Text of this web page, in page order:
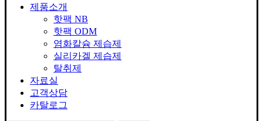
제품소개
핫팩 NB
핫팩 ODM
염화칼슘 제습제
실리카겔 제습제
탈취제
자료실
고객상담
카탈로그